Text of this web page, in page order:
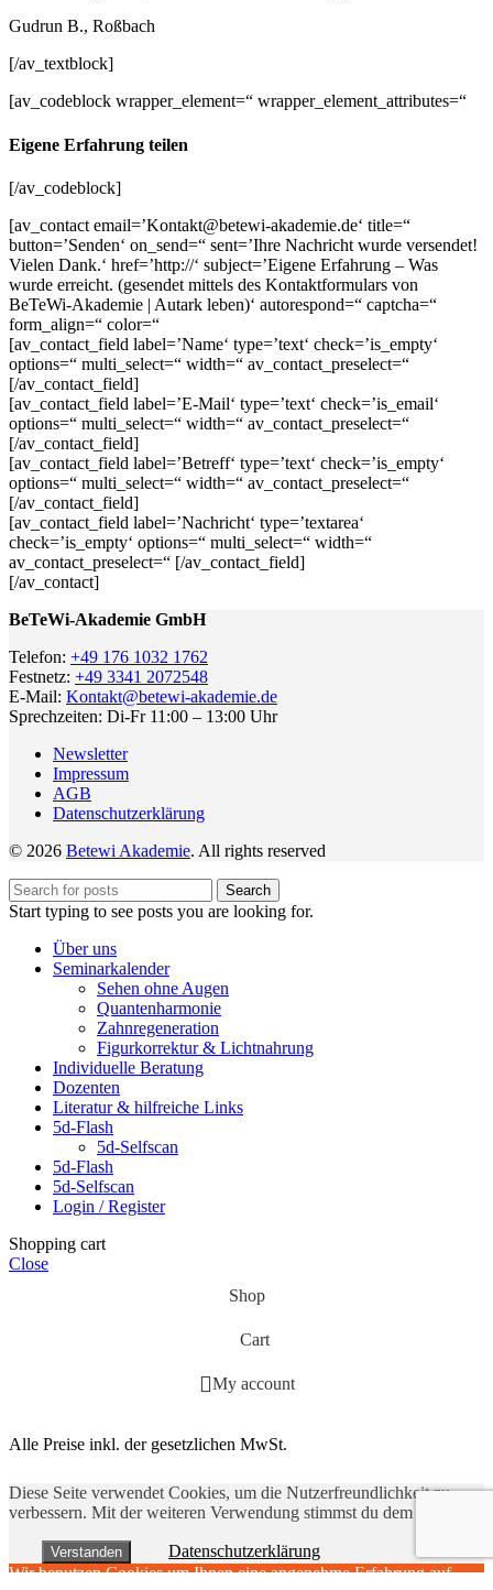
Gudrun B., Roßbach
[/av_textblock]
[av_codeblock wrapper_element=“ wrapper_element_attributes=“
Eigene Erfahrung teilen
[/av_codeblock]
[av_contact email=’Kontakt@betewi-akademie.de‘ title=“
button=’Senden‘ on_send=“ sent=’Ihre Nachricht wurde versendet!
Vielen Dank.‘ href=’http://‘ subject=’Eigene Erfahrung – Was
wurde erreicht. (gesendet mittels des Kontaktformulars von
BeTeWi-Akademie | Autark leben)‘ autorespond=“ captcha=“
form_align=“ color=“
[av_contact_field label=’Name‘ type=’text‘ check=’is_empty‘
options=“ multi_select=“ width=“ av_contact_preselect=“
[/av_contact_field]
[av_contact_field label=’E-Mail‘ type=’text‘ check=’is_email‘
options=“ multi_select=“ width=“ av_contact_preselect=“
[/av_contact_field]
[av_contact_field label=’Betreff‘ type=’text‘ check=’is_empty‘
options=“ multi_select=“ width=“ av_contact_preselect=“
[/av_contact_field]
[av_contact_field label=’Nachricht‘ type=’textarea‘
check=’is_empty‘ options=“ multi_select=“ width=“
av_contact_preselect=“ [/av_contact_field]
[/av_contact]
BeTeWi-Akademie GmbH
Telefon: +49 176 1032 1762
Festnetz: +49 3341 2072548
E-Mail: Kontakt@betewi-akademie.de
Sprechzeiten: Di-Fr 11:00 – 13:00 Uhr
Newsletter
Impressum
AGB
Datenschutzerklärung
© 2026 Betewi Akademie. All rights reserved
Search
Start typing to see posts you are looking for.
Über uns
Seminarkalender
Sehen ohne Augen
Quantenharmonie
Zahnregeneration
Figurkorrektur & Lichtnahrung
Individuelle Beratung
Dozenten
Literatur & hilfreiche Links
5d-Flash
5d-Selfscan
5d-Flash
5d-Selfscan
Login / Register
Shopping cart
Close
Shop
Cart
My account
Alle Preise inkl. der gesetzlichen MwSt.
Diese Seite verwendet Cookies, um die Nutzerfreundlichkeit zu
verbessern. Mit der weiteren Verwendung stimmst du dem zu.
Verstanden
Datenschutzerklärung
Wir benutzen Cookies um Ihnen eine angenehme Erfahrung auf